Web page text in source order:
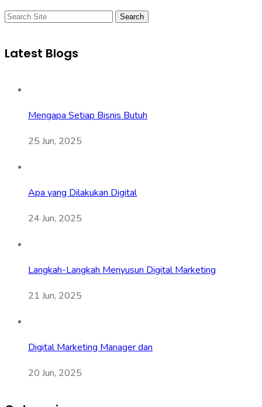
Search
Latest Blogs
Mengapa Setiap Bisnis Butuh
25 Jun, 2025
Apa yang Dilakukan Digital
24 Jun, 2025
Langkah-Langkah Menyusun Digital Marketing
21 Jun, 2025
Digital Marketing Manager dan
20 Jun, 2025